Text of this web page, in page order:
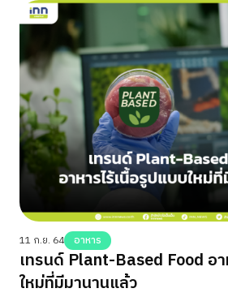
11 ก.ย. 64 อาหาร
เทรนด์ Plant-Based Food อ
ใหม่ที่มีมานานแล้ว